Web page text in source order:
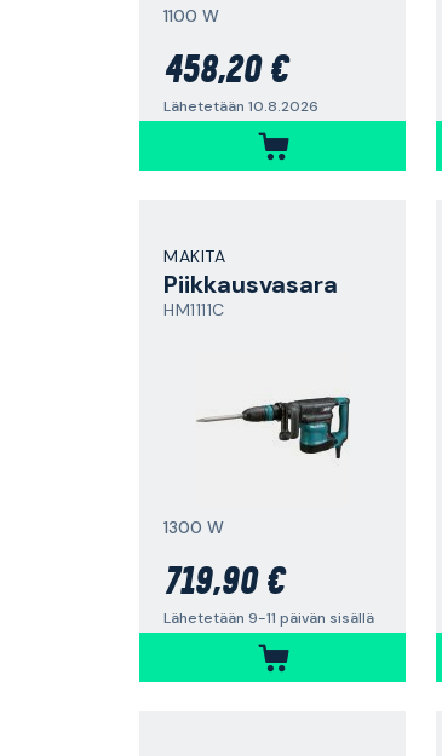
1100 W
458,20 €
Lähetetään 10.8.2026
MAKITA
Piikkausvasara
HM1111C
1300 W
719,90 €
Lähetetään 9-11 päivän sisällä